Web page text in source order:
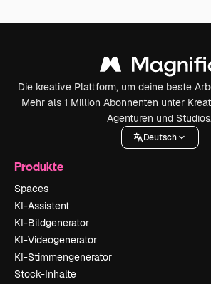
Die kreative Plattform, um deine beste
Mehr als 1 Million Abonnenten unter
Agenturen und
Deutsch
Produkte
Spaces
KI-Assistent
KI-Bildgenerator
KI-Videogenerator
KI-Stimmengenerator
Stock-Inhalte